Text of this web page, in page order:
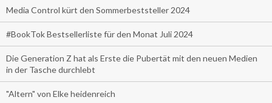
Media Control kürt den Sommerbeststeller 2024
#BookTok Bestsellerliste für den Monat Juli 2024
Die Generation Z hat als Erste die Pubertät mit den neuen Medien
in der Tasche durchlebt
"Altern" von Elke heidenreich